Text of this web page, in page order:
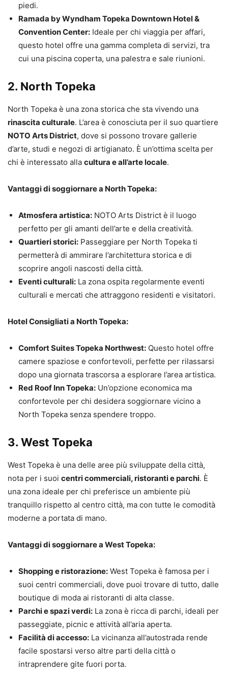
piedi.
Ramada by Wyndham Topeka Downtown Hotel &
Convention Center: Ideale per chi viaggia per affari,
questo hotel offre una gamma completa di servizi, tra
cui una piscina coperta, una palestra e sale riunioni.
2. North Topeka
North Topeka è una zona storica che sta vivendo una
rinascita culturale. L’area è conosciuta per il suo quartiere
NOTO Arts District, dove si possono trovare gallerie
d’arte, studi e negozi di artigianato. È un’ottima scelta per
chi è interessato alla cultura e all’arte locale.
Vantaggi di soggiornare a North Topeka:
Atmosfera artistica: NOTO Arts District è il luogo
perfetto per gli amanti dell’arte e della creatività.
Quartieri storici: Passeggiare per North Topeka ti
permetterà di ammirare l’architettura storica e di
scoprire angoli nascosti della città.
Eventi culturali: La zona ospita regolarmente eventi
culturali e mercati che attraggono residenti e visitatori.
Hotel Consigliati a North Topeka:
Comfort Suites Topeka Northwest: Questo hotel offre
camere spaziose e confortevoli, perfette per rilassarsi
dopo una giornata trascorsa a esplorare l’area artistica.
Red Roof Inn Topeka: Un’opzione economica ma
confortevole per chi desidera soggiornare vicino a
North Topeka senza spendere troppo.
3. West Topeka
West Topeka è una delle aree più sviluppate della città,
nota per i suoi centri commerciali, ristoranti e parchi. È
una zona ideale per chi preferisce un ambiente più
tranquillo rispetto al centro città, ma con tutte le comodità
moderne a portata di mano.
Vantaggi di soggiornare a West Topeka:
Shopping e ristorazione: West Topeka è famosa per i
suoi centri commerciali, dove puoi trovare di tutto, dalle
boutique di moda ai ristoranti di alta classe.
Parchi e spazi verdi: La zona è ricca di parchi, ideali per
passeggiate, picnic e attività all’aria aperta.
Facilità di accesso: La vicinanza all’autostrada rende
facile spostarsi verso altre parti della città o
intraprendere gite fuori porta.